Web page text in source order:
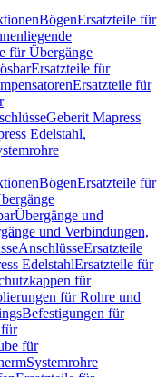
BögenErsatzteile für
für Übergänge
Ersatzteile für
Ersatzteile für
Geberit Mapress
Edelstahl,
BögenErsatzteile für
Übergänge und
und Verbindungen,
AnschlüsseErsatzteile
EdelstahlErsatzteile für
für
für Rohre und
Befestigungen für
für
Systemrohre